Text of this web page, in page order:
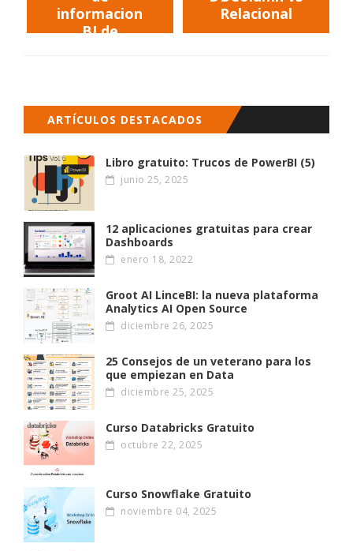
informacion
BI de
Relacional
ARTÍCULOS DESTACADOS
Libro gratuito: Trucos de PowerBI (5)
junio 25, 2025
12 aplicaciones gratuitas para crear
Dashboards
enero 18, 2022
Groot AI LinceBI: la nueva plataforma
Analytics AI Open Source
diciembre 26, 2025
25 Consejos de un veterano para los
que empiezan en Data
diciembre 25, 2025
Curso Databricks Gratuito
octubre 22, 2025
Curso Snowflake Gratuito
noviembre 04, 2025